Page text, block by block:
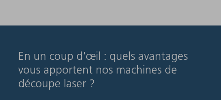
En un coup d'œil : quels avantages
vous apportent nos machines de
découpe laser ?